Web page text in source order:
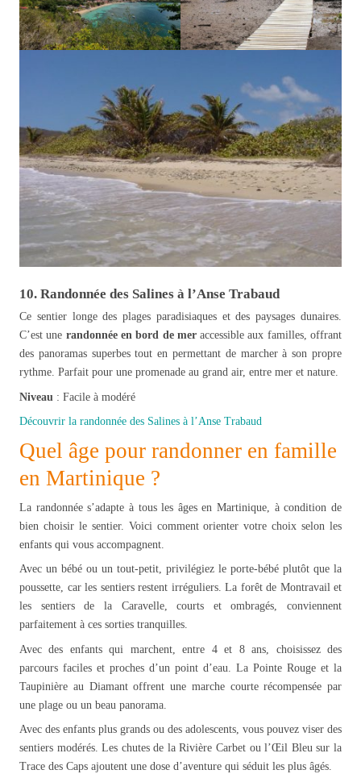
10. Randonnée des Salines à l’Anse Trabaud
Ce sentier longe des plages paradisiaques et des paysages dunaires.
C’est une randonnée en bord de meraccessible aux familles, offrant
des panoramas superbes tout en permettant de marcher à son propre
rythme. Parfait pour une promenade au grand air, entre mer et nature.
Niveau : Facile à modéré
Découvrir la randonnée des Salines à l’Anse Trabaud
Quel âge pour randonner en famille
en Martinique ?
La randonnée s’adapte à tous les âges en Martinique, à condition de
bien choisir le sentier. Voici comment orienter votre choix selon les
enfants qui vous accompagnent.
Avec un bébé ou un tout-petit, privilégiez le porte-bébé plutôt que la
poussette, car les sentiers restent irréguliers. La forêt de Montravail et
les sentiers de la Caravelle, courts et ombragés, conviennent
parfaitement à ces sorties tranquilles.
Avec des enfants qui marchent, entre 4 et 8 ans, choisissez des
parcours faciles et proches d’un point d’eau. La Pointe Rouge et la
Taupinière au Diamant offrent une marche courte récompensée par
une plage ou un beau panorama.
Avec des enfants plus grands ou des adolescents, vous pouvez viser des
sentiers modérés. Les chutes de la Rivière Carbet ou l’Œil Bleu sur la
Trace des Caps ajoutent une dose d’aventure qui séduit les plus âgés.